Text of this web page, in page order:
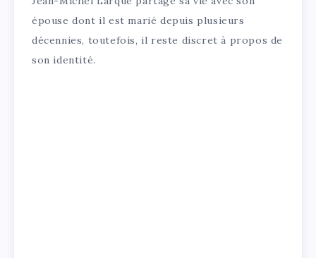
épouse dont il est marié depuis plusieurs
décennies, toutefois, il reste discret à propos de
son identité.